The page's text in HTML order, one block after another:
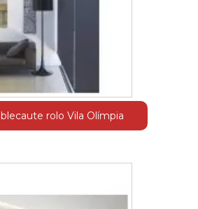
rolo Vila Olímpia